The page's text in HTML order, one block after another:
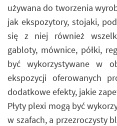
używana do tworzenia
jak ekspozytory, stojaki,
się z niej również
gabloty, mównice, półki,
być wykorzystywane w
ekspozycji oferowanych
dodatkowe efekty, jakie
Płyty plexi mogą być
w szafach, a przezroczysty